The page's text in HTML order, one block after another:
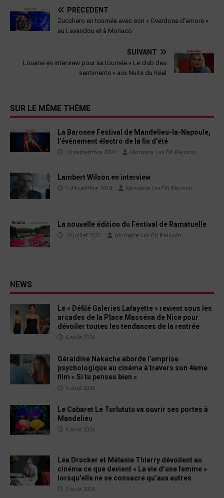
PRÉCÉDENT
Zucchero en tournée avec son « Overdose d’amore »
au Lavandou et à Monaco
SUIVANT
Louane en interview pour sa tournée « Le club des
sentiments » aux Nuits du Réal
SUR LE MÊME THÈME
La Baronne Festival de Mandelieu-la-Napoule,
l’événement électro de la fin d’été
10 septembre 2024 Morgane Las Dit Peisson
Lambert Wilson en interview
1 décembre 2018 Morgane Las Dit Peisson
La nouvelle édition du Festival de Ramatuelle
19 juillet 2021 Morgane Las Dit Peisson
NEWS
Le « Défilé Galeries Lafayette » revient sous les
arcades de la Place Masséna de Nice pour
dévoiler toutes les tendances de la rentrée
6 août 2026
Géraldine Nakache aborde l’emprise
psychologique au cinéma à travers son 4ème
film « Si tu penses bien »
5 août 2026
Le Cabaret Le Turlututu va ouvrir ses portes à
Mandelieu
4 août 2026
Léa Drucker et Mélanie Thierry dévoilent au
cinéma ce que devient « La vie d’une femme »
lorsqu’elle ne se consacre qu’aux autres
3 août 2026